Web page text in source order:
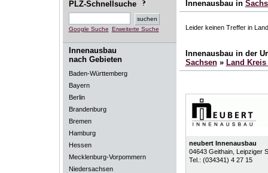
PLZ-Schnellsuche
Google Suche Erweiterte Suche
Innenausbau
nach Gebieten
Baden-Württemberg
Bayern
Berlin
Brandenburg
Bremen
Hamburg
Hessen
Mecklenburg-Vorpommern
Niedersachsen
Innenausbau in
Leider keinen Treffer in
Innenausbau in der
Sachsen» Land
neubert Innenausbau
04643 Geithain, Leipziger
Tel.: (034341) 4 27 15